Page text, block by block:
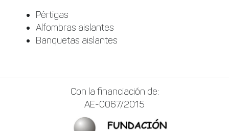
Pértigas
Alfombras aislantes
Banquetas aislantes
Con la financiación de:
AE-0067/2015